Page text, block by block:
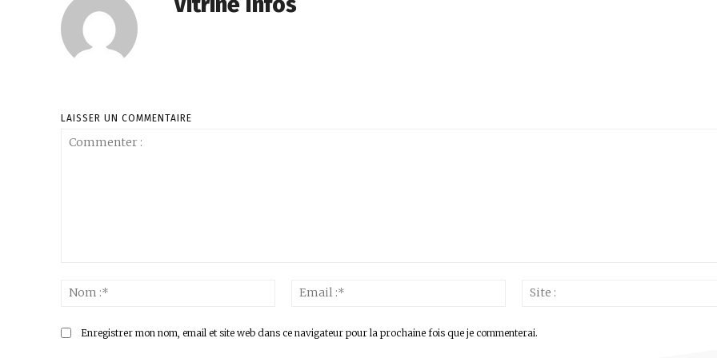
LAISSER UN COMMENTAIRE
Email
Enregistrer mon nom, email et site web dans ce navigateur pour la prochaine fois que je commenterai.